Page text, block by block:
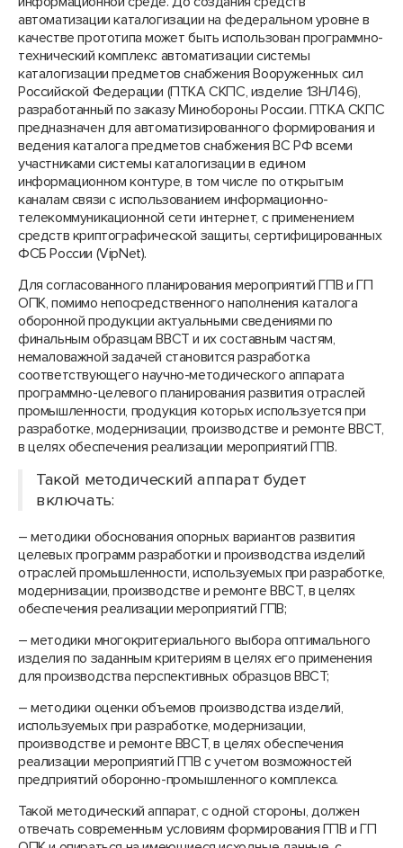
автоматизации каталогизации на федеральном уровне в
качестве прототипа может быть использован программно-
технический комплекс автоматизации системы
каталогизации предметов снабжения Вооруженных сил
Российской Федерации (ПТКА СКПС, изделие 13НЛ46),
разработанный по заказу Минобороны России. ПТКА СКПС
предназначен для автоматизированного формирования и
ведения каталога предметов снабжения ВС РФ всеми
участниками системы каталогизации в едином
информационном контуре, в том числе по открытым
каналам связи с использованием информационно-
телекоммуникационной сети интернет, с применением
средств криптографической защиты, сертифицированных
ФСБ России (VipNet).
Для согласованного планирования мероприятий ГПВ и ГП
ОПК, помимо непосредственного наполнения каталога
оборонной продукции актуальными сведениями по
финальным образцам ВВСТ и их составным частям,
немаловажной задачей становится разработка
соответствующего научно-методического аппарата
программно-целевого планирования развития отраслей
промышленности, продукция которых используется при
разработке, модернизации, производстве и ремонте ВВСТ,
в целях обеспечения реализации мероприятий ГПВ.
Такой методический аппарат будет
включать:
– методики обоснования опорных вариантов развития
целевых программ разработки и производства изделий
отраслей промышленности, используемых при разработке,
модернизации, производстве и ремонте ВВСТ, в целях
обеспечения реализации мероприятий ГПВ;
– методики многокритериального выбора оптимального
изделия по заданным критериям в целях его применения
для производства перспективных образцов ВВСТ;
– методики оценки объемов производства изделий,
используемых при разработке, модернизации,
производстве и ремонте ВВСТ, в целях обеспечения
реализации мероприятий ГПВ с учетом возможностей
предприятий оборонно-промышленного комплекса.
Такой методический аппарат, с одной стороны, должен
отвечать современным условиям формирования ГПВ и ГП